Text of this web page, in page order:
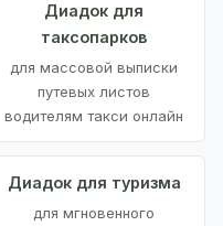
Диадок для
таксопарков
для массовой выписки
путевых листов
водителям такси онлайн
Диадок для туризма
для мгновенного